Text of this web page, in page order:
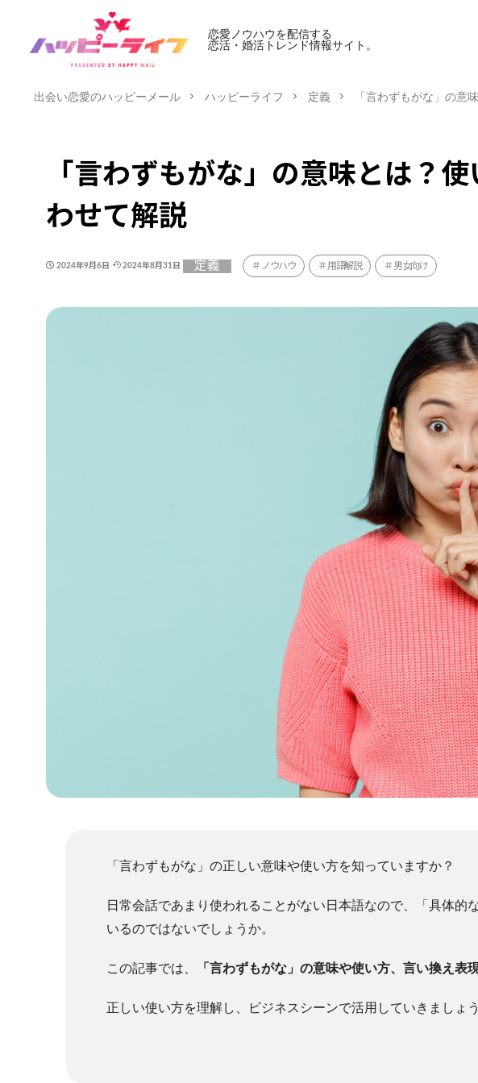
恋愛ノウハウを配信する
恋活・婚活トレンド情報サイト。
出会い恋愛のハッピーメール ハッピーライフ 定義 「言わずもがな」の意
「言わずもがな」の意味とは？
わせて解説
2024年9月6日 2024年8月31日 定義 ノウハウ 用語解説 男女向け
「言わずもがな」の正しい意味や使い方を知っていますか？
日常会話であまり使われることがない日本語なので、「具体的
いるのではないでしょうか。
この記事では、 「言わずもがな」の意味や使い方、言い換え表
正しい使い方を理解し、ビジネスシーンで活用していきましょう